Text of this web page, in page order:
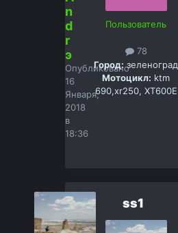
n
d
r
э
Опубликовано
16
Января,
2018
в
18:36
Пользователь
78
Город:зеленоград
Мотоцикл: ktm
690,xr250, XT600E
ss1